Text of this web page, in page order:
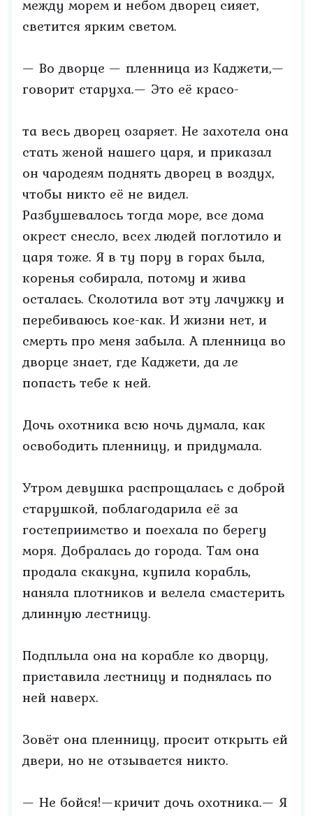
между морем и небом дворец сияет,
светится ярким светом.
— Во дворце — пленница из Каджети,—
говорит старуха.— Это её красо-
та весь дворец озаряет. Не захотела она
стать женой нашего царя, и приказал
он чародеям поднять дворец в воздух,
чтобы никто её не видел.
Разбушевалось тогда море, все дома
окрест снесло, всех людей поглотило и
царя тоже. Я в ту пору в горах была,
коренья собирала, потому и жива
осталась. Сколотила вот эту лачужку и
перебиваюсь кое-как. И жизни нет, и
смерть про меня забыла. А пленница во
дворце знает, где Каджети, да ле
попасть тебе к ней.
Дочь охотника всю ночь думала, как
освободить пленницу, и придумала.
Утром девушка распрощалась с доброй
старушкой, поблагодарила её за
гостеприимство и поехала по берегу
моря. Добралась до города. Там она
продала скакуна, купила корабль,
наняла плотников и велела смастерить
длинную лестницу.
Подплыла она на корабле ко дворцу,
приставила лестницу и поднялась по
ней наверх.
Зовёт она пленницу, просит открыть ей
двери, но не отзывается никто.
— Не бойся!—кричит дочь охотника.— Я